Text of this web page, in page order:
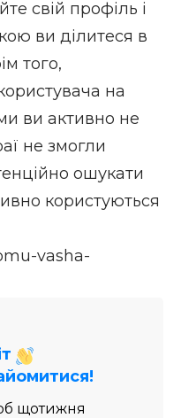
свій профіль і
ви ділитеся в
того,
на
ви активно не
не змогли
ошукати
користуються
vasha-
щотижня